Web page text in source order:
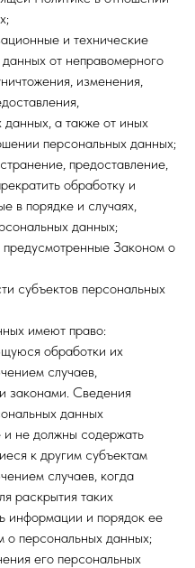
и технические
от неправомерного
изменения,
а также от иных
персональных данных;
предоставление,
обработку и
в порядке и случаях,
данных;
Законом о
субъектов персональных
имеют право:
обработки их
случаев,
законами. Сведения
данных
не должны содержать
к другим субъектам
случаев, когда
раскрытия таких
информации и порядок ее
о персональных данных;
его персональных